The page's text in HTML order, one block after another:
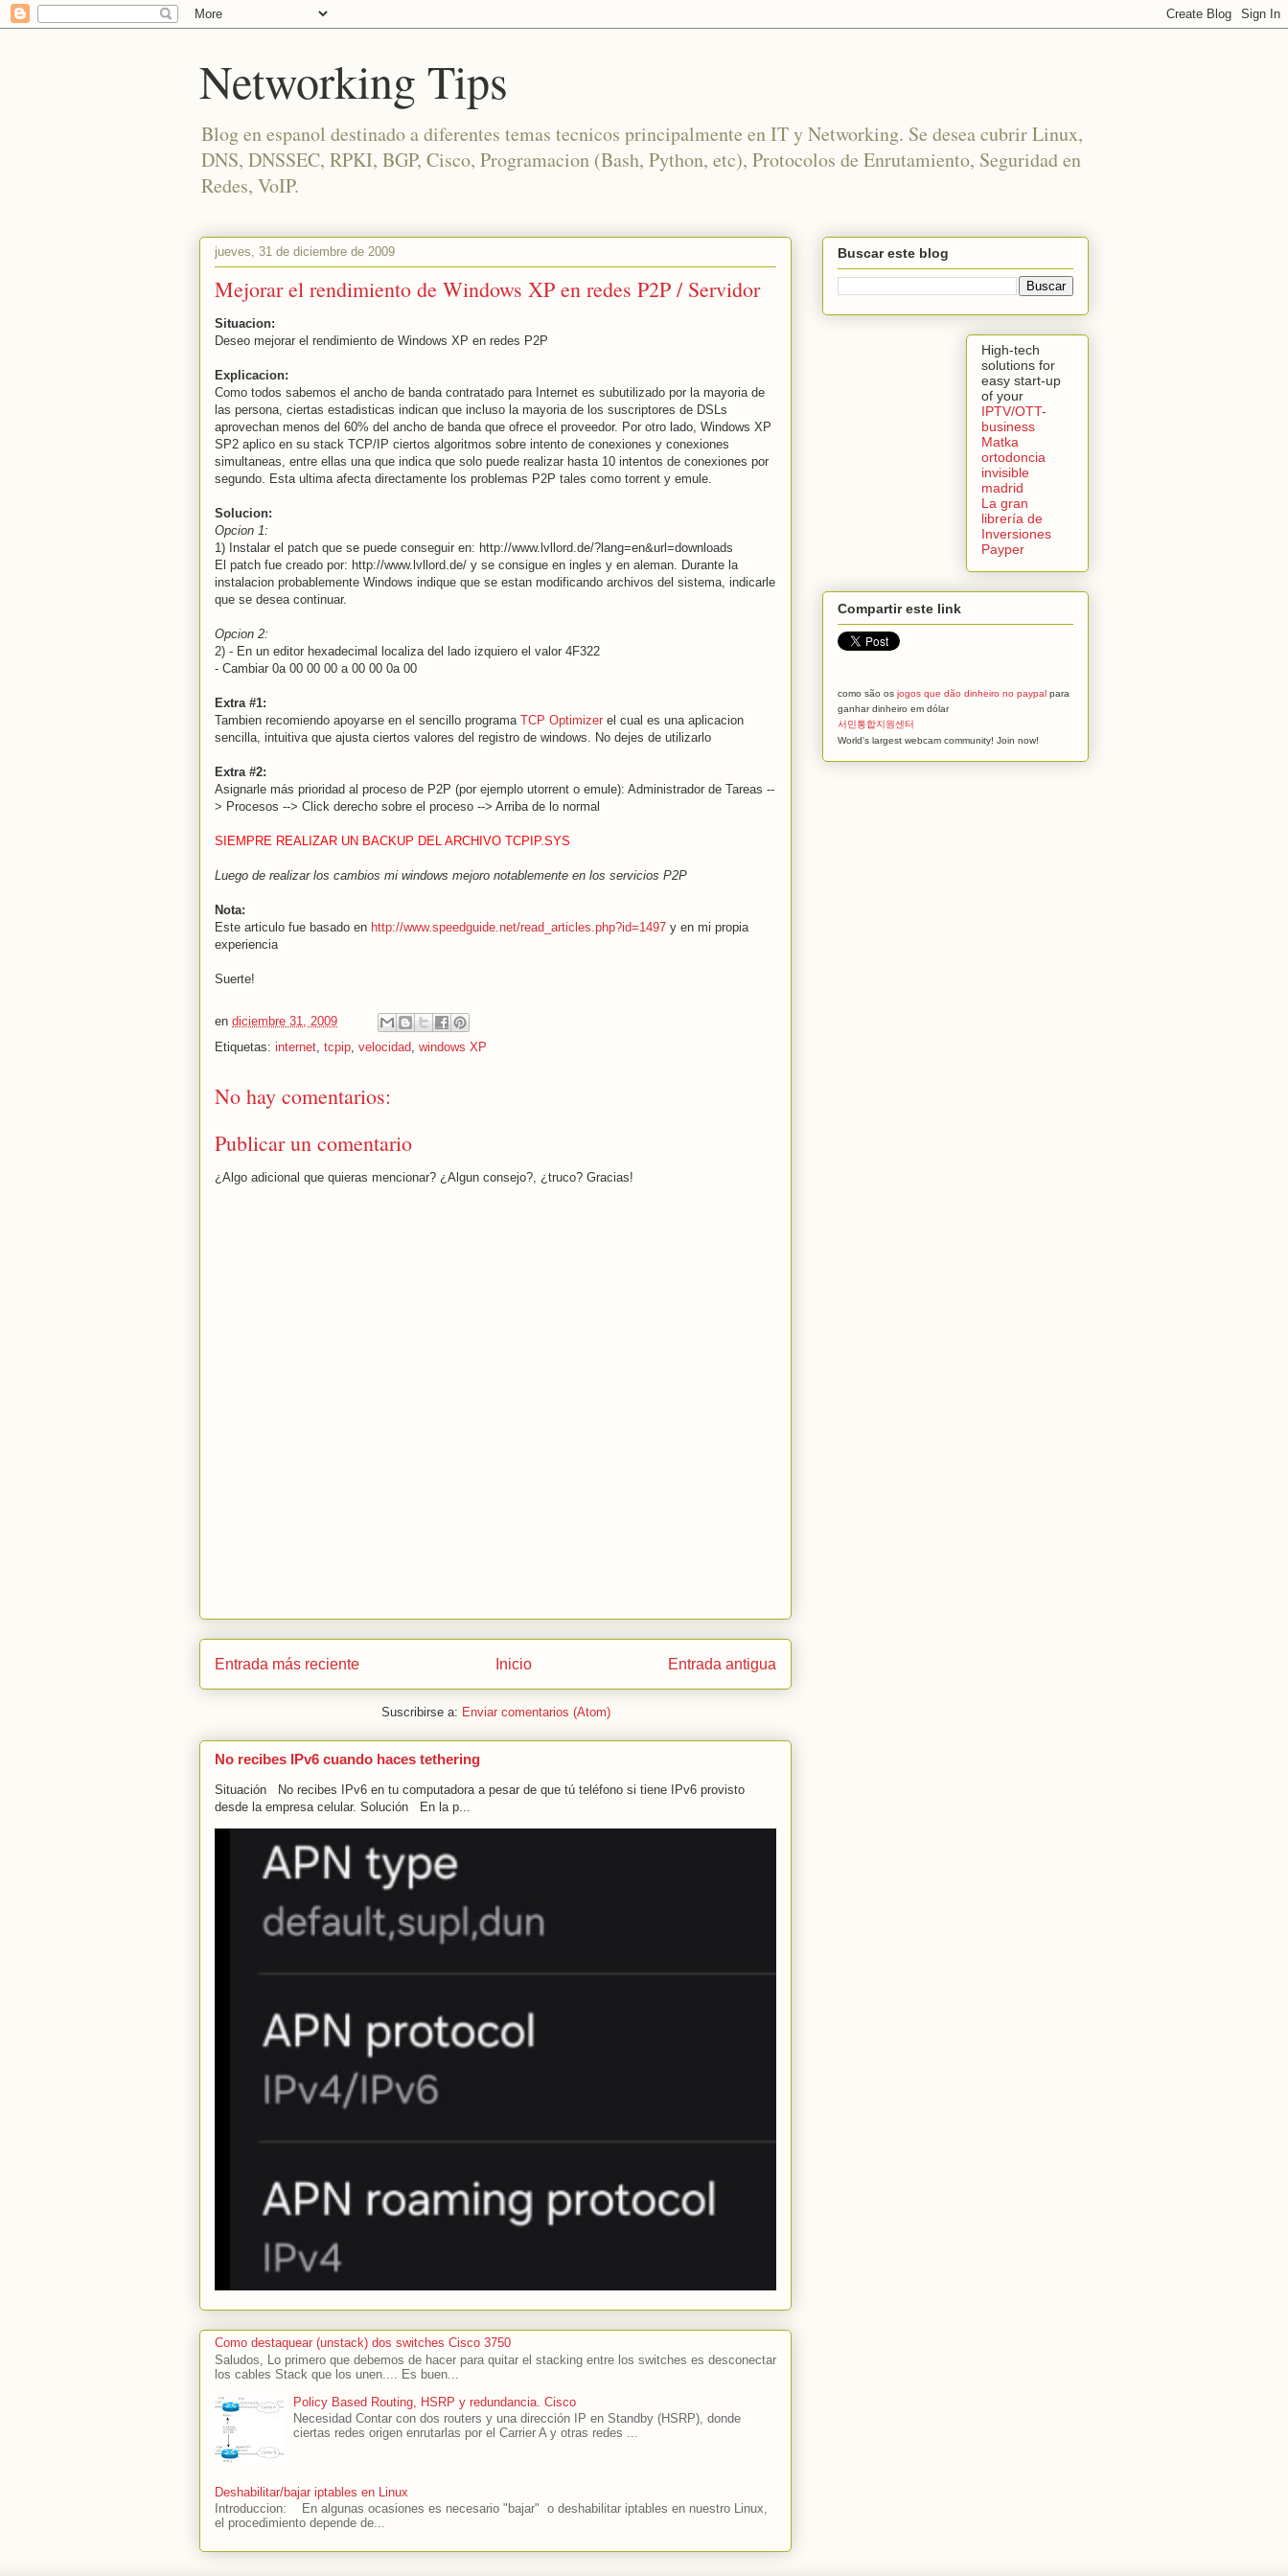
Networking Tips
Blog en espanol destinado a diferentes temas tecnicos principalmente en IT y Networking. Se desea cubrir Linux,
DNS, DNSSEC, RPKI, BGP, Cisco, Programacion (Bash, Python, etc), Protocolos de Enrutamiento, Seguridad en
Redes, VoIP.
jueves, 31 de diciembre de 2009
Mejorar el rendimiento de Windows XP en redes P2P / Servidor
Situacion:
Deseo mejorar el rendimiento de Windows XP en redes P2P
Explicacion:
Como todos sabemos el ancho de banda contratado para Internet es subutilizado por la mayoria de
las persona, ciertas estadisticas indican que incluso la mayoria de los suscriptores de DSLs
aprovechan menos del 60% del ancho de banda que ofrece el proveedor. Por otro lado, Windows XP
SP2 aplico en su stack TCP/IP ciertos algoritmos sobre intento de conexiones y conexiones
simultaneas, entre ellas una que indica que solo puede realizar hasta 10 intentos de conexiones por
segundo. Esta ultima afecta directamente los problemas P2P tales como torrent y emule.
Solucion:
Opcion 1:
1) Instalar el patch que se puede conseguir en: http://www.lvllord.de/?lang=en&url=downloads
El patch fue creado por: http://www.lvllord.de/ y se consigue en ingles y en aleman. Durante la
instalacion probablemente Windows indique que se estan modificando archivos del sistema, indicarle
que se desea continuar.
Opcion 2:
2) - En un editor hexadecimal localiza del lado izquiero el valor 4F322
- Cambiar 0a 00 00 00 a 00 00 0a 00
Extra #1:
Tambien recomiendo apoyarse en el sencillo programa TCP Optimizer el cual es una aplicacion
sencilla, intuitiva que ajusta ciertos valores del registro de windows. No dejes de utilizarlo
Extra #2:
Asignarle más prioridad al proceso de P2P (por ejemplo utorrent o emule): Administrador de Tareas --
> Procesos --> Click derecho sobre el proceso --> Arriba de lo normal
SIEMPRE REALIZAR UN BACKUP DEL ARCHIVO TCPIP.SYS
Luego de realizar los cambios mi windows mejoro notablemente en los servicios P2P
Nota:
Este articulo fue basado en http://www.speedguide.net/read_articles.php?id=1497 y en mi propia
experiencia
Suerte!
en diciembre 31, 2009
Etiquetas: internet, tcpip, velocidad, windows XP
No hay comentarios:
Publicar un comentario
¿Algo adicional que quieras mencionar? ¿Algun consejo?, ¿truco? Gracias!
Entrada más reciente Entrada antigua
Inicio
Suscribirse a: Enviar comentarios (Atom)
No recibes IPv6 cuando haces tethering
Situación No recibes IPv6 en tu computadora a pesar de que tú teléfono si tiene IPv6 provisto
desde la empresa celular. Solución En la p...
Como destaquear (unstack) dos switches Cisco 3750
Saludos, Lo primero que debemos de hacer para quitar el stacking entre los switches es desconectar
los cables Stack que los unen.... Es buen...
Policy Based Routing, HSRP y redundancia. Cisco
Necesidad Contar con dos routers y una dirección IP en Standby (HSRP), donde
ciertas redes origen enrutarlas por el Carrier A y otras redes ...
Deshabilitar/bajar iptables en Linux
Introduccion: En algunas ocasiones es necesario "bajar" o deshabilitar iptables en nuestro Linux,
el procedimiento depende de...
Buscar este blog
High-tech
solutions for
easy start-up
of your
IPTV/OTT-
business
Matka
ortodoncia
invisible
madrid
La gran
librería de
Inversiones
Payper
Compartir este link
como são os jogos que dão dinheiro no paypal para
ganhar dinheiro em dólar
서민통합지원센터
World's largest webcam community! Join now!